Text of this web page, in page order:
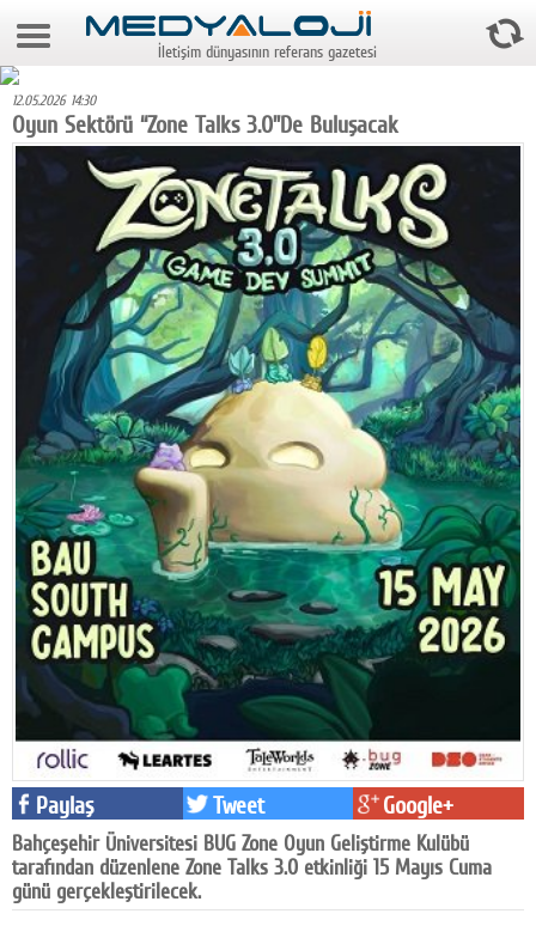
8 Ağustos 2026 6:57:31
Foto Galeri
Video Galeri
Gazeteler
Medya
Reyting-tiraj
Teknoloji
Televizyon
Dünya
Pr
Facebook
Diziler
Karikatür
Youtube
Polemik
Reklam
Yazarlar
Künye
İletişim dünyasının referans gazetesi
12.05.2026 14:30
Oyun Sektörü “Zone Talks 3.0”De Buluşacak
Paylaş Tweet Google+
Bahçeşehir Üniversitesi BUG Zone Oyun Geliştirme Kulübü
tarafından düzenlene Zone Talks 3.0 etkinliği 15 Mayıs Cuma
günü gerçekleştirilecek.